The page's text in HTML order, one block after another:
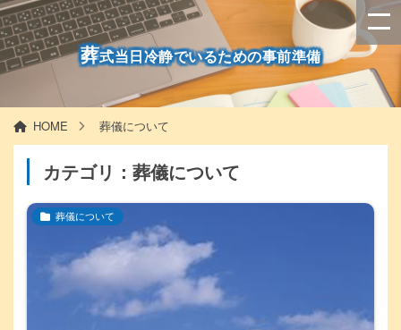
葬式当日冷静でいるための事前準備
HOME 葬儀について
カテゴリ：葬儀について
葬儀について